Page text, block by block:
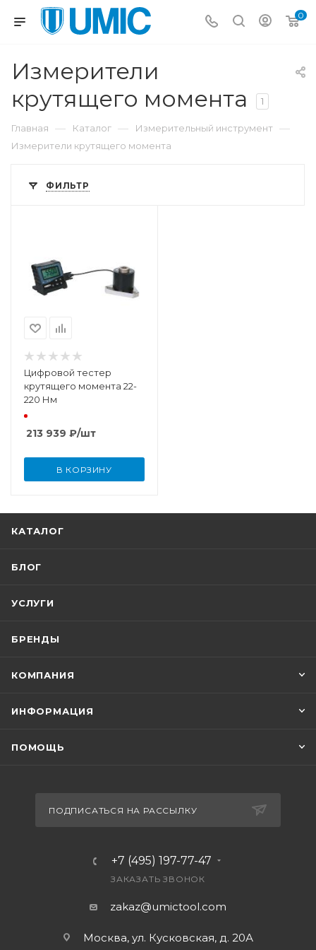
0
Измерители
крутящего момента
1
Главная — Каталог — Измерительный инструмент —
Измерители крутящего момента
ФИЛЬТР
Цифровой тестер
крутящего момента 22-
220 Нм
213 939 ₽/шт
В КОРЗИНУ
КАТАЛОГ
БЛОГ
УСЛУГИ
БРЕНДЫ
КОМПАНИЯ
ИНФОРМАЦИЯ
ПОМОЩЬ
ПОДПИСАТЬСЯ НА РАССЫЛКУ
+7 (495) 197-77-47
ЗАКАЗАТЬ ЗВОНОК
zakaz@umictool.com
Москва, ул. Кусковская, д. 20А